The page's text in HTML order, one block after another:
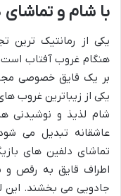
با شام و
یکی از رمانتیک ترین
هنگام غروب آفتاب است.
بر یک قایق خصوصی
یکی از زیباترین غروب
شام لذیذ و
عاشقانه تبدیل می
تماشای دلفین های
اطراف قایق به رقص و
جادویی می بخشند. این